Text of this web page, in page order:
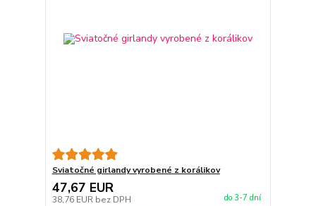
Sviatočné girlandy vyrobené z korálikov
47,67 EUR
38,76 EUR bez DPH do 3-7 dní